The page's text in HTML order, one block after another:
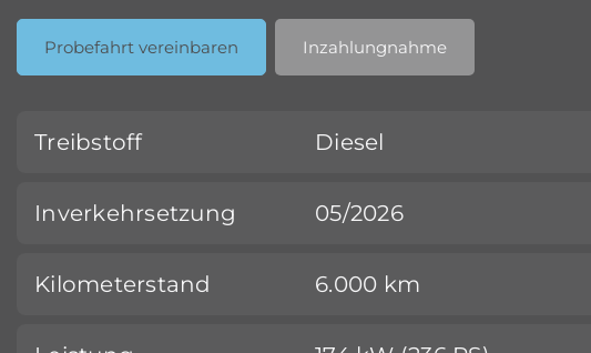
Probefahrt vereinbaren Inzahlungnahme
Treibstoff Diesel
Inverkehrsetzung 05/2026
Kilometerstand 6.000 km